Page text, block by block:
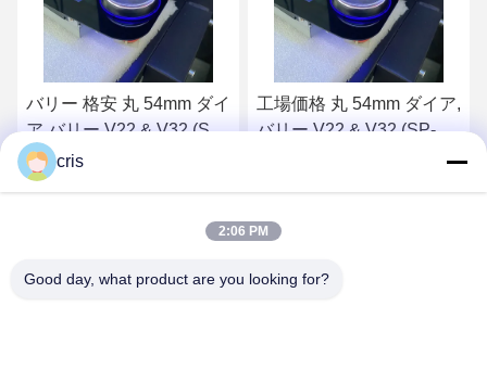
工場価格 丸 54mm ダイア,
バリー V22 & V32 (SP-
RND-バリー) バリー ボタ
ン 販売
最もよい価格を得なさい
バリーボタン,ラウンド
54mmダイア,バリー
cris
2:06 PM
Good day, what product are you looking for?